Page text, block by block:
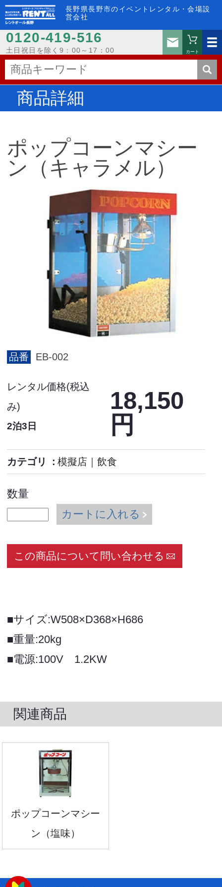
長野県長野市のイベントレンタル・会場設
営会社
0120-419-516
土日祝日を除く9：00～17：00
お問い
カート
商品詳細
ポップコーンマシー
ン（キャラメル）
品番 EB-002
レンタル価格(税込
み)
2泊3日
18,150
円
カテゴリ 模擬店 飲食
数量
カートに入れる
この商品について問い合わせる
■サイズ:W508×D368×H686
■重量:20kg
■電源:100V 1.2KW
関連商品
ポップコーンマシー
ン（塩味）